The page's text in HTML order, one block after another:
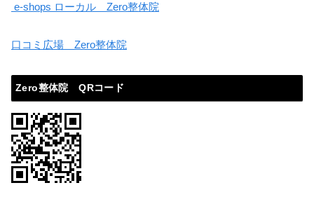
e-shops ローカル Zero整体院
口コミ広場 Zero整体院
Zero整体院 QRコード